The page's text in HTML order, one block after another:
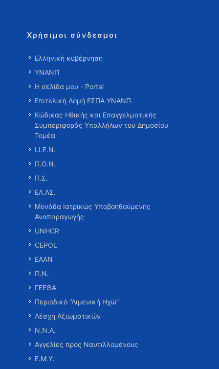
Χρήσιμοι σύνδεσμοι
Ελληνική κυβέρνηση
ΥΝΑΝΠ
Η σελίδα μου - Portal
Επιτελική Δομή ΕΣΠΑ ΥΝΑΝΠ
Κώδικας Ηθικής και Επαγγελματικής
Συμπεριφοράς Υπαλλήλων του Δημοσίου
Τομέα
Ι.Ι.Ε.Ν.
Π.Ο.Ν.
Π.Σ.
ΕΛ.ΑΣ.
Μονάδα Ιατρικώς Υποβοηθούμενης
Αναπαραγωγής
UNHCR
CEPOL
ΕΑΑΝ
Π.Ν.
ΓΕΕΘΑ
Περιοδικό “Λιμενική Ηχώ”
Λέσχη Αξιωματικών
Ν.Ν.Α.
Αγγελίες προς Ναυτιλλομένους
Ε.Μ.Υ.